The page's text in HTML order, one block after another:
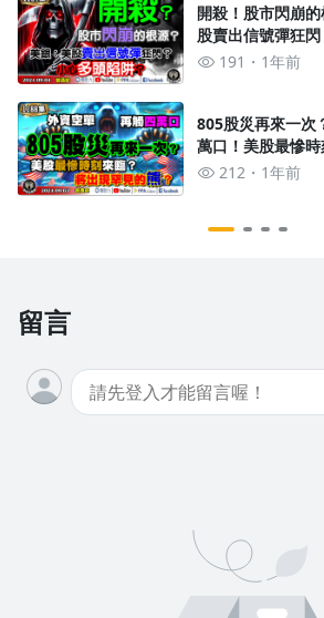
開殺！股市閃崩
股賣出信號彈狂
阱？《我是金錢爆
191 1年前
805股災再來一次
萬口！美股最慘
罕見的熊？《我是
212 1年前
留言